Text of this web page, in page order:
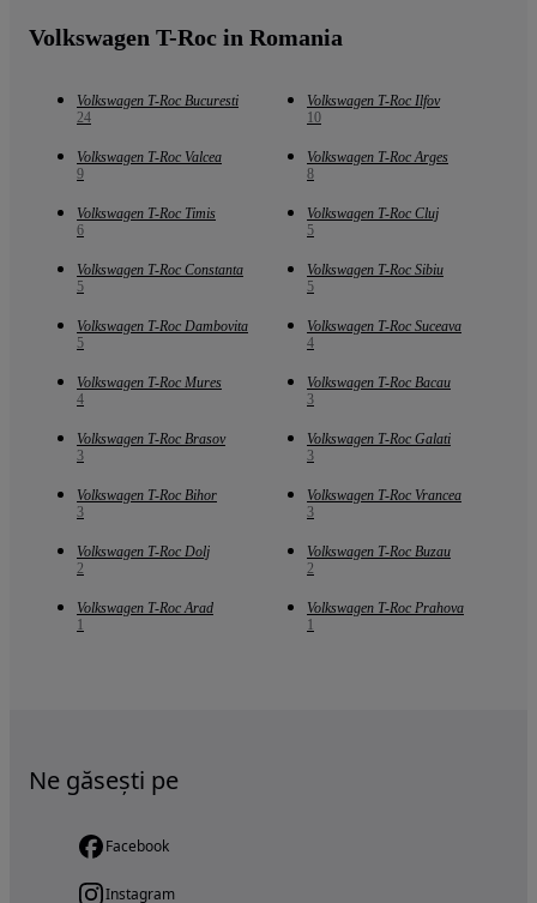
Volkswagen T-Roc in Romania
Volkswagen T-Roc Bucuresti
24
Volkswagen T-Roc Ilfov
10
Volkswagen T-Roc Valcea
9
Volkswagen T-Roc Arges
8
Volkswagen T-Roc Timis
6
Volkswagen T-Roc Cluj
5
Volkswagen T-Roc Constanta
5
Volkswagen T-Roc Sibiu
5
Volkswagen T-Roc Dambovita
5
Volkswagen T-Roc Suceava
4
Volkswagen T-Roc Mures
4
Volkswagen T-Roc Bacau
3
Volkswagen T-Roc Brasov
3
Volkswagen T-Roc Galati
3
Volkswagen T-Roc Bihor
3
Volkswagen T-Roc Vrancea
3
Volkswagen T-Roc Dolj
2
Volkswagen T-Roc Buzau
2
Volkswagen T-Roc Arad
1
Volkswagen T-Roc Prahova
1
Ne găsești pe
Facebook
Instagram